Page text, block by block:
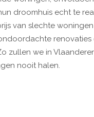
droomhuis echt te
van slechte
renovaties
zullen we in
nooit halen.